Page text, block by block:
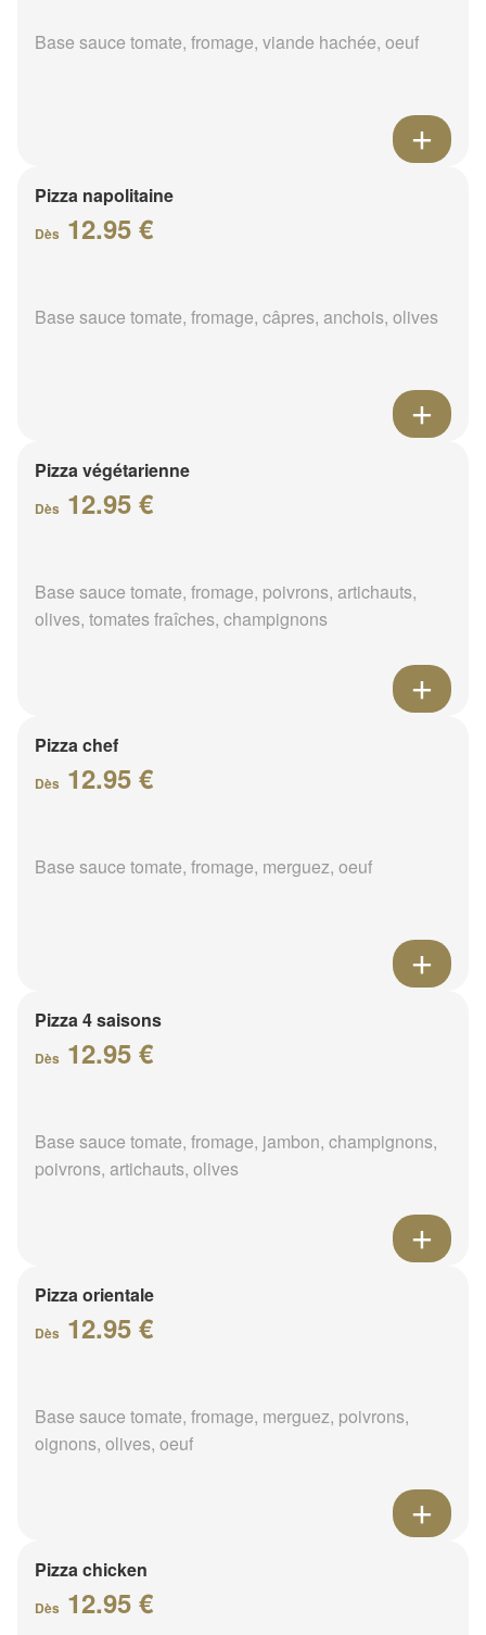
Base sauce tomate, fromage, viande hachée, oeuf
Pizza napolitaine
Dès 12.95 €
Base sauce tomate, fromage, câpres, anchois, olives
Pizza végétarienne
Dès 12.95 €
Base sauce tomate, fromage, poivrons, artichauts,
olives, tomates fraîches, champignons
Pizza chef
Dès 12.95 €
Base sauce tomate, fromage, merguez, oeuf
Pizza 4 saisons
Dès 12.95 €
Base sauce tomate, fromage, jambon, champignons,
poivrons, artichauts, olives
Pizza orientale
Dès 12.95 €
Base sauce tomate, fromage, merguez, poivrons,
oignons, olives, oeuf
Pizza chicken
Dès 12.95 €